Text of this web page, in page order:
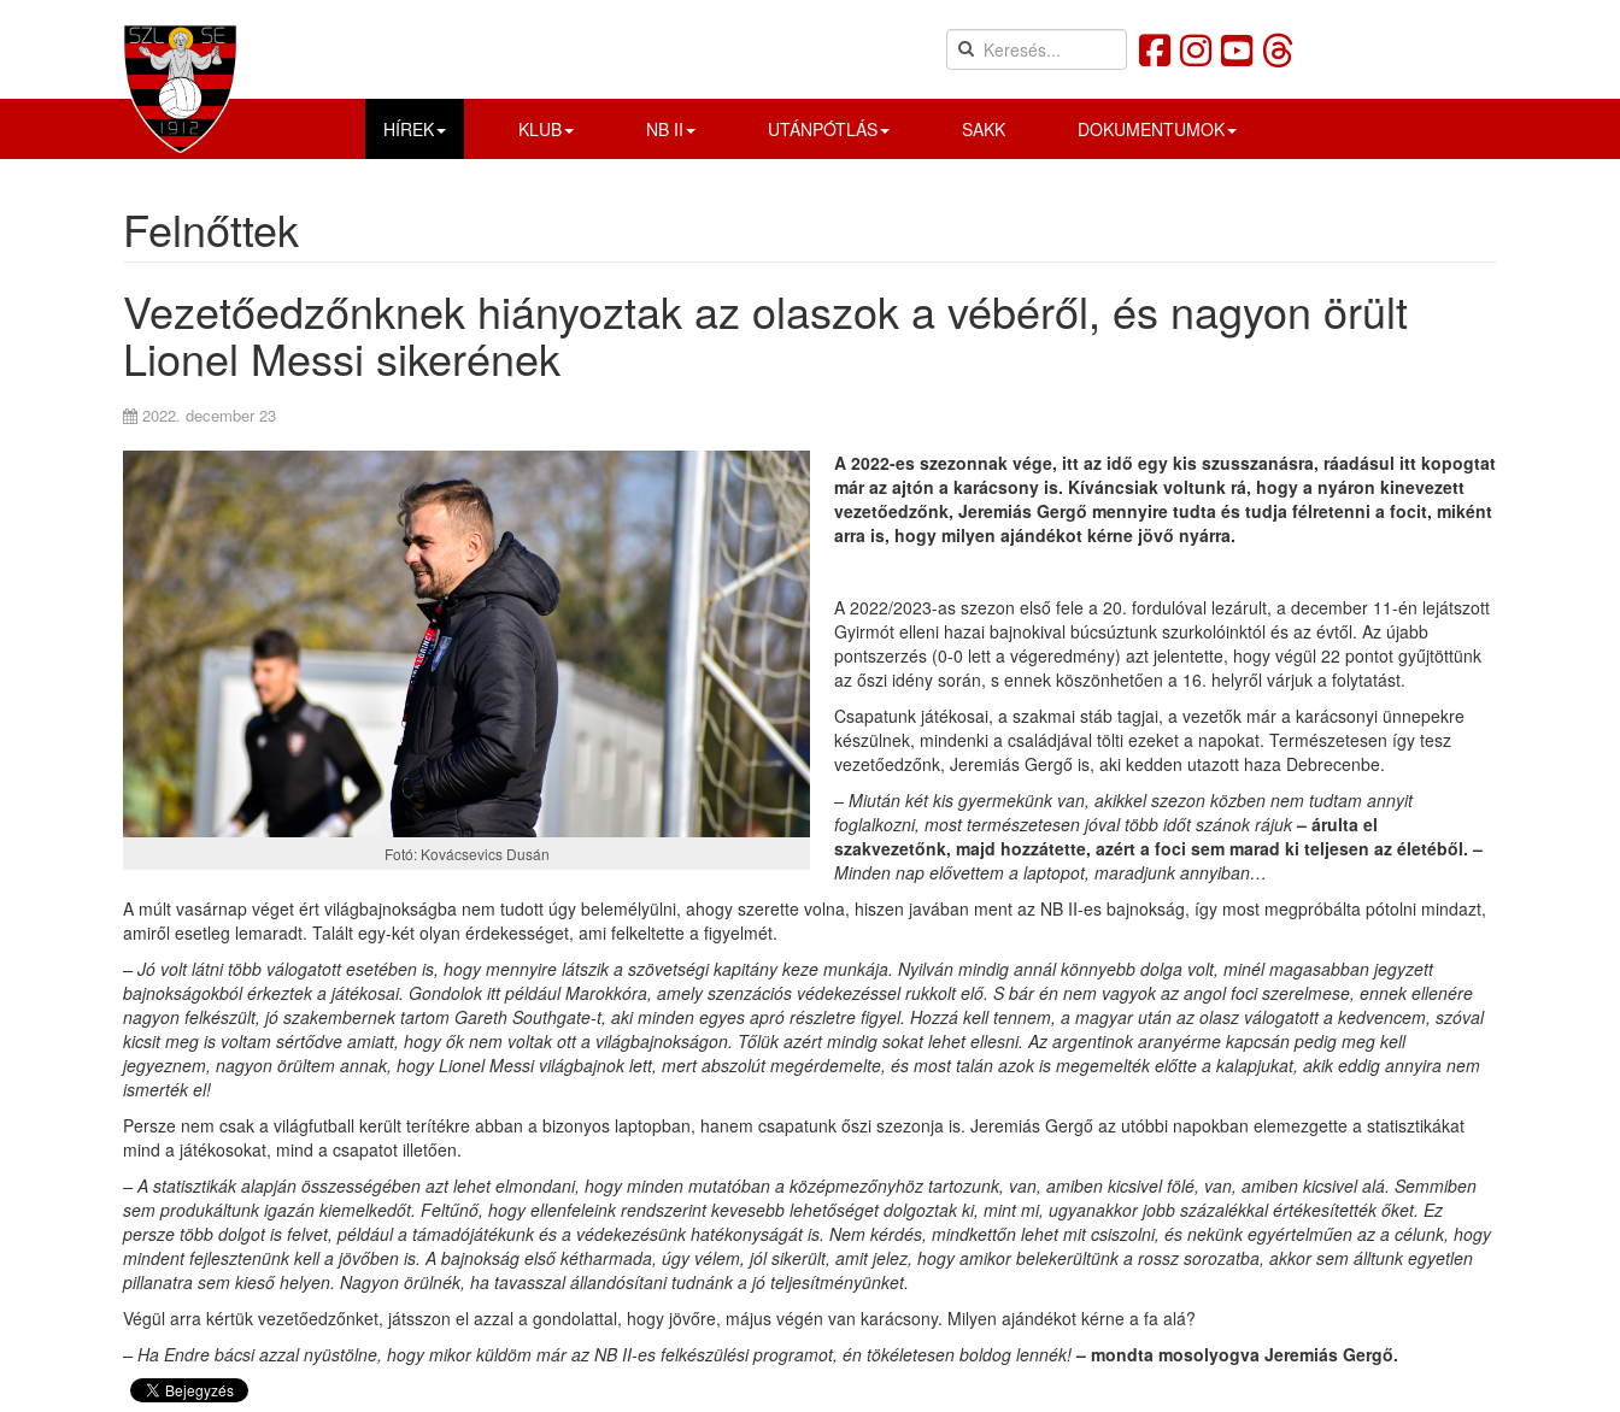
HÍREK KLUB NB II UTÁNPÓTLÁS SAKK DOKUMENTUMOK
Felnőttek
Vezetőedzőnknek hiányoztak az olaszok a vébéről, és nagyon örült
Lionel Messi sikerének
2022. december 23
Fotó: Kovácsevics Dusán
A 2022-es szezonnak vége, itt az idő egy kis szusszanásra, ráadásul itt kopogtat
már az ajtón a karácsony is. Kíváncsiak voltunk rá, hogy a nyáron kinevezett
vezetőedzőnk, Jeremiás Gergő mennyire tudta és tudja félretenni a focit, miként
arra is, hogy milyen ajándékot kérne jövő nyárra.
A 2022/2023-as szezon első fele a 20. fordulóval lezárult, a december 11-én lejátszott
Gyirmót elleni hazai bajnokival búcsúztunk szurkolóinktól és az évtől. Az újabb
pontszerzés (0-0 lett a végeredmény) azt jelentette, hogy végül 22 pontot gyűjtöttünk
az őszi idény során, s ennek köszönhetően a 16. helyről várjuk a folytatást.
Csapatunk játékosai, a szakmai stáb tagjai, a vezetők már a karácsonyi ünnepekre
készülnek, mindenki a családjával tölti ezeket a napokat. Természetesen így tesz
vezetőedzőnk, Jeremiás Gergő is, aki kedden utazott haza Debrecenbe.
– Miután két kis gyermekünk van, akikkel szezon közben nem tudtam annyit
foglalkozni, most természetesen jóval több időt szánok rájuk– árulta el
szakvezetőnk, majd hozzátette, azért a foci sem marad ki teljesen az életéből. –
Minden nap elővettem a laptopot, maradjunk annyiban…
A múlt vasárnap véget ért világbajnokságba nem tudott úgy belemélyülni, ahogy szerette volna, hiszen javában ment az NB II-es bajnokság, így most megpróbálta pótolni mindazt,
amiről esetleg lemaradt. Talált egy-két olyan érdekességet, ami felkeltette a figyelmét.
– Jó volt látni több válogatott esetében is, hogy mennyire látszik a szövetségi kapitány keze munkája. Nyilván mindig annál könnyebb dolga volt, minél magasabban jegyzett
bajnokságokból érkeztek a játékosai. Gondolok itt például Marokkóra, amely szenzációs védekezéssel rukkolt elő. S bár én nem vagyok az angol foci szerelmese, ennek ellenére
nagyon felkészült, jó szakembernek tartom Gareth Southgate-t, aki minden egyes apró részletre figyel. Hozzá kell tennem, a magyar után az olasz válogatott a kedvencem, szóval
kicsit meg is voltam sértődve amiatt, hogy ők nem voltak ott a világbajnokságon. Tőlük azért mindig sokat lehet ellesni. Az argentinok aranyérme kapcsán pedig meg kell
jegyeznem, nagyon örültem annak, hogy Lionel Messi világbajnok lett, mert abszolút megérdemelte, és most talán azok is megemelték előtte a kalapjukat, akik eddig annyira nem
ismerték el!
Persze nem csak a világfutball került terítékre abban a bizonyos laptopban, hanem csapatunk őszi szezonja is. Jeremiás Gergő az utóbbi napokban elemezgette a statisztikákat
mind a játékosokat, mind a csapatot illetően.
– A statisztikák alapján összességében azt lehet elmondani, hogy minden mutatóban a középmezőnyhöz tartozunk, van, amiben kicsivel fölé, van, amiben kicsivel alá. Semmiben
sem produkáltunk igazán kiemelkedőt. Feltűnő, hogy ellenfeleink rendszerint kevesebb lehetőséget dolgoztak ki, mint mi, ugyanakkor jobb százalékkal értékesítették őket. Ez
persze több dolgot is felvet, például a támadójátékunk és a védekezésünk hatékonyságát is. Nem kérdés, mindkettőn lehet mit csiszolni, és nekünk egyértelműen az a célunk, hogy
mindent fejlesztenünk kell a jövőben is. A bajnokság első kétharmada, úgy vélem, jól sikerült, amit jelez, hogy amikor belekerültünk a rossz sorozatba, akkor sem álltunk egyetlen
pillanatra sem kieső helyen. Nagyon örülnék, ha tavasszal állandósítani tudnánk a jó teljesítményünket.
Végül arra kértük vezetőedzőnket, játsszon el azzal a gondolattal, hogy jövőre, május végén van karácsony. Milyen ajándékot kérne a fa alá?
– Ha Endre bácsi azzal nyüstölne, hogy mikor küldöm már az NB II-es felkészülési programot, én tökéletesen boldog lennék!– mondta mosolyogva Jeremiás Gergő.